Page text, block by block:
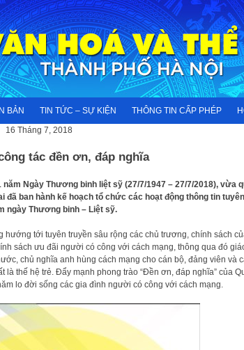
BẢN TIN TỨC – SỰ KIỆN THÔNG TIN CẤP PHÉP
16 Tháng 7, 2018
tác đền ơn, đáp nghĩa
Ngày Thương binh liệt sỹ (27/7/1947 – 27/7/2018), vừa
đã ban hành kế hoạch tổ chức các hoạt động thông tin tuyên
ngày Thương binh – Liệt sỹ.
hướng tới tuyên truyền sâu rộng các chủ trương, chính sách
sách ưu đãi người có công với cách mạng, thông qua đó
chủ nghĩa anh hùng cách mạng cho cán bộ, đảng viên và
là thế hệ trẻ. Đẩy mạnh phong trào “Đền ơn, đáp nghĩa” của
lo đời sống các gia đình người có công với cách mạng.